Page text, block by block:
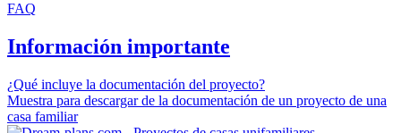
FAQ
Información importante
¿Qué incluye la documentación del proyecto?
Muestra para descargar de la documentación de un proyecto de una
casa familiar